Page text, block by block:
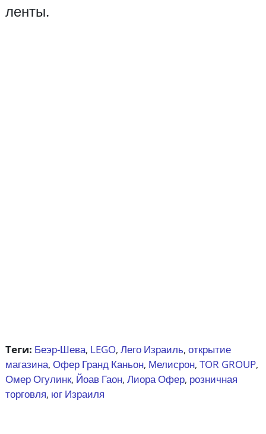
ленты.
Теги: Беэр-Шева, LEGO, Лего Израиль, открытие
магазина, Офер Гранд Каньон, Мелисрон, TOR GROUP,
Омер Огулинк, Йоав Гаон, Лиора Офер, розничная
торговля, юг Израиля